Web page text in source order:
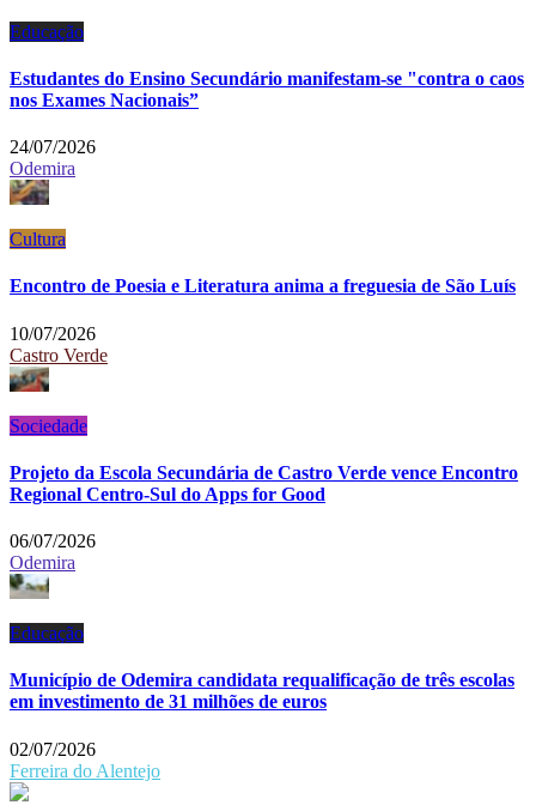
Educação
Estudantes do Ensino Secundário manifestam-se "contra o caos
nos Exames Nacionais”
24/07/2026
Odemira
Cultura
Encontro de Poesia e Literatura anima a freguesia de São Luís
10/07/2026
Castro Verde
Sociedade
Projeto da Escola Secundária de Castro Verde vence Encontro
Regional Centro-Sul do Apps for Good
06/07/2026
Odemira
Educação
Município de Odemira candidata requalificação de três escolas
em investimento de 31 milhões de euros
02/07/2026
Ferreira do Alentejo